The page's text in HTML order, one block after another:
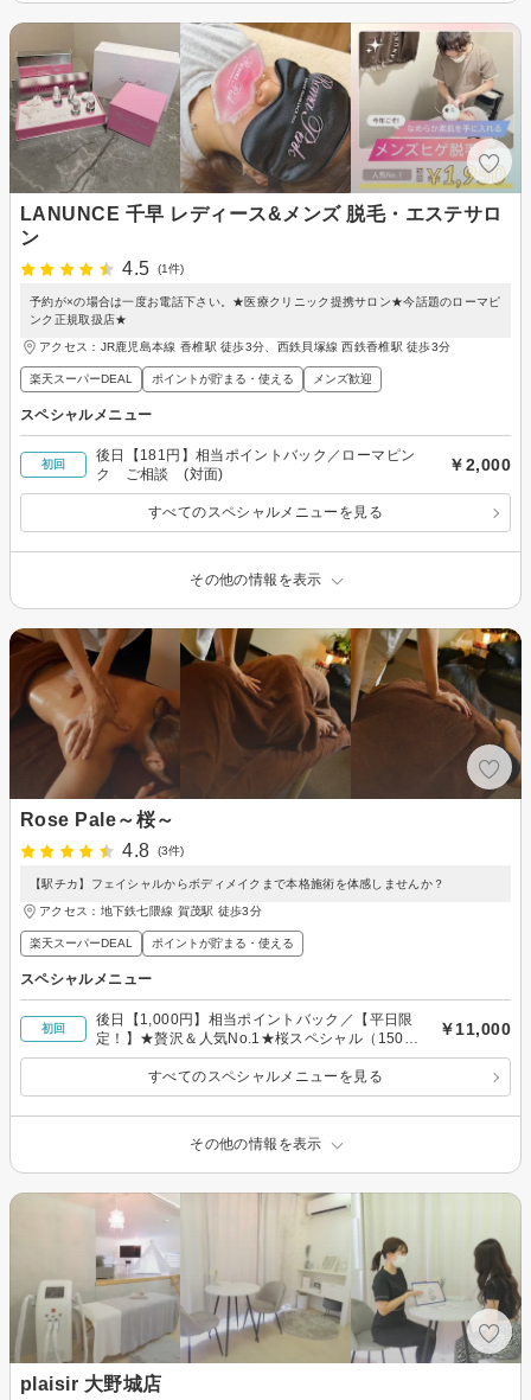
LANUNCE 千早 レディース&メンズ 脱毛・エステサロ
ン
4.5
(1件)
予約が×の場合は一度お電話下さい。★医療クリニック提携サロン★今話題のローマピ
ンク正規取扱店★
アクセス：JR鹿児島本線 香椎駅 徒歩3分、西鉄貝塚線 西鉄香椎駅 徒歩3分
楽天スーパーDEAL ポイントが貯まる・使える メンズ歓迎
スペシャルメニュー
初回
後日【181円】相当ポイントバック／ローマピン
ク ご相談 (対面)
￥2,000
すべてのスペシャルメニューを見る
その他の情報を表示
Rose Pale～桜～
4.8
(3件)
【駅チカ】フェイシャルからボディメイクまで本格施術を体感しませんか？
アクセス：地下鉄七隈線 賀茂駅 徒歩3分
楽天スーパーDEAL ポイントが貯まる・使える
スペシャルメニュー
初回
後日【1,000円】相当ポイントバック／【平日限
定！】★贅沢＆人気No.1★桜スペシャル（150
分）17,600円→11,000円
￥11,000
すべてのスペシャルメニューを見る
その他の情報を表示
plaisir 大野城店